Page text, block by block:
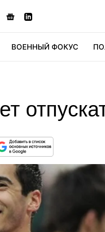
ВОЕННЫЙ ФОКУС